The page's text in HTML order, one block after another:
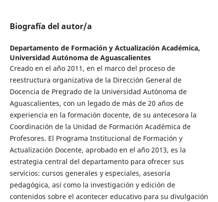
Biografía del autor/a
Departamento de Formación y Actualización Académica,
Universidad Autónoma de Aguascalientes
Creado en el año 2011, en el marco del proceso de
reestructura organizativa de la Dirección General de
Docencia de Pregrado de la Universidad Autónoma de
Aguascalientes, con un legado de más de 20 años de
experiencia en la formación docente, de su antecesora la
Coordinación de la Unidad de Formación Académica de
Profesores. El Programa Institucional de Formación y
Actualización Docente, aprobado en el año 2013, es la
estrategia central del departamento para ofrecer sus
servicios: cursos generales y especiales, asesoría
pedagógica, así como la investigación y edición de
contenidos sobre el acontecer educativo para su divulgación